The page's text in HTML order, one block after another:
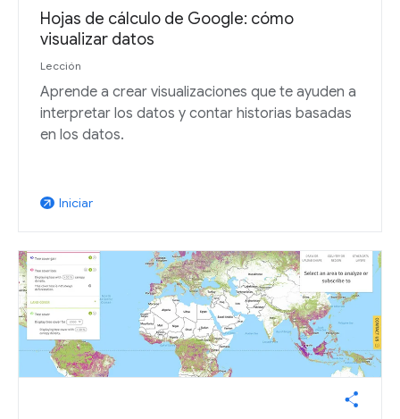
Hojas de cálculo de Google: cómo
visualizar datos
Lección
Aprende a crear visualizaciones que te ayuden a
interpretar los datos y contar historias basadas
en los datos.
arrow_outward Iniciar